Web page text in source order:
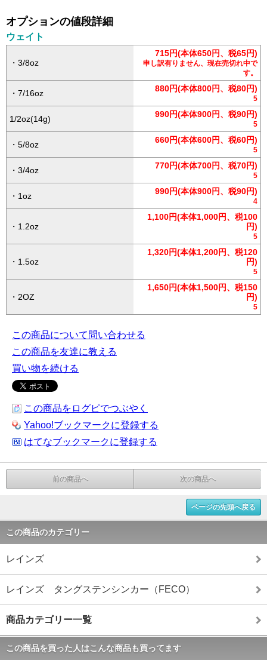
オプションの値段詳細
ウェイト
・3/8oz
715円(本体650円、税65円)
申し訳有りません、現在売切れ中で
す。
・7/16oz 880円(本体800円、税80円)
5
1/2oz(14g) 990円(本体900円、税90円)
5
・5/8oz 660円(本体600円、税60円)
5
・3/4oz 770円(本体700円、税70円)
5
・1oz 990円(本体900円、税90円)
4
・1.2oz
1,100円(本体1,000円、税100
円)
5
・1.5oz
1,320円(本体1,200円、税120
円)
5
・2OZ
1,650円(本体1,500円、税150
円)
5
この商品について問い合わせる
この商品を友達に教える
買い物を続ける
この商品をログピでつぶやく
Yahoo!ブックマークに登録する
はてなブックマークに登録する
前の商品へ 次の商品へ
ページの先頭へ戻る
この商品のカテゴリー
レインズ
レインズ タングステンシンカー（FECO）
商品カテゴリー一覧
この商品を買った人はこんな商品も買ってます